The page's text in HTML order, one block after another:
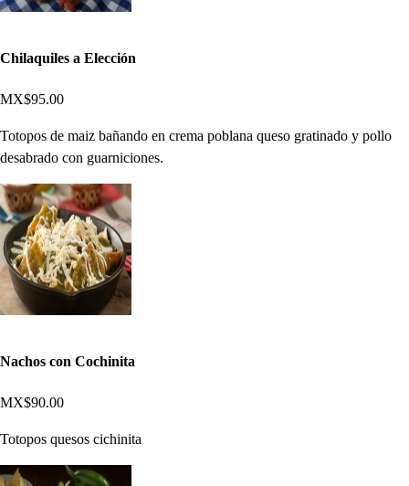
Chilaquiles a Elección
MX$95.00
Totopos de maiz bañando en crema poblana queso gratinado y pollo
desabrado con guarniciones.
Nachos con Cochinita
MX$90.00
Totopos quesos cichinita